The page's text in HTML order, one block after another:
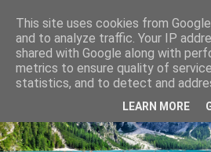
This site uses cookies from
and to analyze traffic. Your IP
shared with Google along with
metrics to ensure quality of
statistics, and to detect and
LEARN MORE